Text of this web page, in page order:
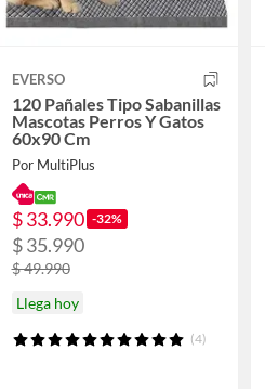
EVERSO
120 Pañales Tipo Sabanillas
Mascotas Perros Y Gatos
60x90 Cm
Por MultiPlus
$ 33.990 -32%
$ 35.990
$ 49.990
Llega hoy
(4)